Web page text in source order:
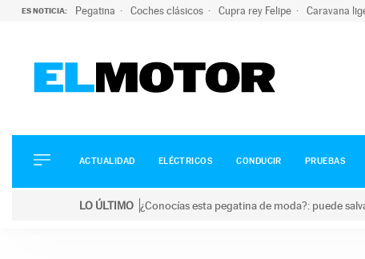
ES NOTICIA: Pegatina Coches clásicos Cupra rey Felipe Caravana
ELÉCTRICOS
CONDUCIR
ACTUALIDAD ELÉCTRICOS CONDUCIR PRUEBAS
LO ÚLTIMO ¿Conocías esta pegatina de moda?: puede